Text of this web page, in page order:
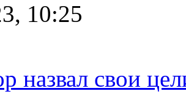
10:25
назвал свои